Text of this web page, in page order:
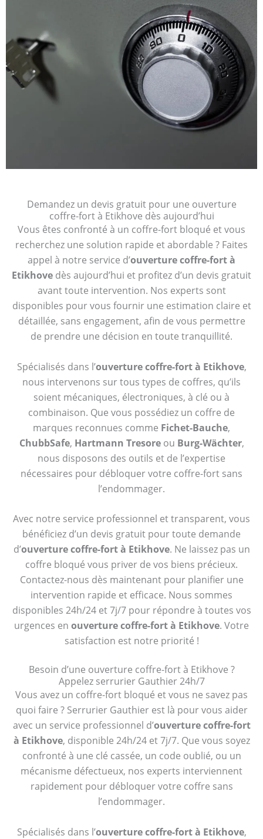
Demandez un devis gratuit pour une ouverture
coffre-fort à Etikhove dès aujourd’hui
Vous êtes confronté à un coffre-fort bloqué et vous
recherchez une solution rapide et abordable ? Faites
appel à notre service d’ouverture coffre-fort à
Etikhove dès aujourd’hui et profitez d’un devis gratuit
avant toute intervention. Nos experts sont
disponibles pour vous fournir une estimation claire et
détaillée, sans engagement, afin de vous permettre
de prendre une décision en toute tranquillité.
Spécialisés dans l’ouverture coffre-fort à Etikhove,
nous intervenons sur tous types de coffres, qu’ils
soient mécaniques, électroniques, à clé ou à
combinaison. Que vous possédiez un coffre de
marques reconnues comme Fichet-Bauche,
ChubbSafe, Hartmann Tresoreou Burg-Wächter,
nous disposons des outils et de l’expertise
nécessaires pour débloquer votre coffre-fort sans
l’endommager.
Avec notre service professionnel et transparent, vous
bénéficiez d’un devis gratuit pour toute demande
d’ouverture coffre-fort à Etikhove. Ne laissez pas un
coffre bloqué vous priver de vos biens précieux.
Contactez-nous dès maintenant pour planifier une
intervention rapide et efficace. Nous sommes
disponibles 24h/24 et 7j/7 pour répondre à toutes vos
urgences en ouverture coffre-fort à Etikhove. Votre
satisfaction est notre priorité !
Besoin d’une ouverture coffre-fort à Etikhove ?
Appelez serrurier Gauthier 24h/7
Vous avez un coffre-fort bloqué et vous ne savez pas
quoi faire ? Serrurier Gauthier est là pour vous aider
avec un service professionnel d’ouverture coffre-fort
à Etikhove, disponible 24h/24 et 7j/7. Que vous soyez
confronté à une clé cassée, un code oublié, ou un
mécanisme défectueux, nos experts interviennent
rapidement pour débloquer votre coffre sans
l’endommager.
Spécialisés dans l’ouverture coffre-fort à Etikhove,